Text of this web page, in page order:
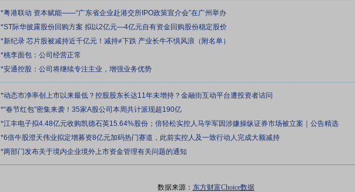
*粤港联动 资本赋能——“广东省企业赴港交所IPO政策宣介会”在广州举办
*ST际华披露股份回购方案 拟以2亿元—4亿元自有资金回购股份稳定股价
*新纪录 芯片股被减持近千亿元！减持≠下跌 产业长牛不惧风浪（附名单）
*桃李面包：公司经营正常
*安通控股：公司将继续专注主业，增强业务优势
*动态市净率创上市以来最低？控股股东长达11年未增持？金融街互动平台遭投资者诘问
*“春节红包”密集来袭！35家A股公司本周共计派现超190亿
*江丰电子拟4.48亿元收购凯德石英15.64%股份；倍轻松实控人马学军因涉嫌操纵证券市场被立案｜公告精选
*6倍牛股澄天伟业拟定增募资8亿元加码热门赛道，此前实控人及一致行动人完成大额减持
*两部门发布关于境内企业境外上市资金管理有关问题的通知
数据来源： 东方财富Choice数据